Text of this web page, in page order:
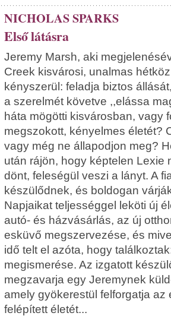
NICHOLAS SPARKS
Első látásra
Jeremy Marsh, aki
Creek kisvárosi, unalmas
kényszerül: feladja biztos
a szerelmét követve ,,elássa
háta mögötti kisvárosban, vagy
megszokott, kényelmes életét?
vagy még ne állapodjon meg?
után rájön, hogy képtelen Lexie
dönt, feleségül veszi a lányt. A
készülődnek, és boldogan
Napjaikat teljességgel leköti új
autó- és házvásárlás, az új
esküvő megszervezése, és
idő telt el azóta, hogy
megismerése. Az izgatott
megzavarja egy Jeremynek
amely gyökerestül felforgatja az
felépített életét...